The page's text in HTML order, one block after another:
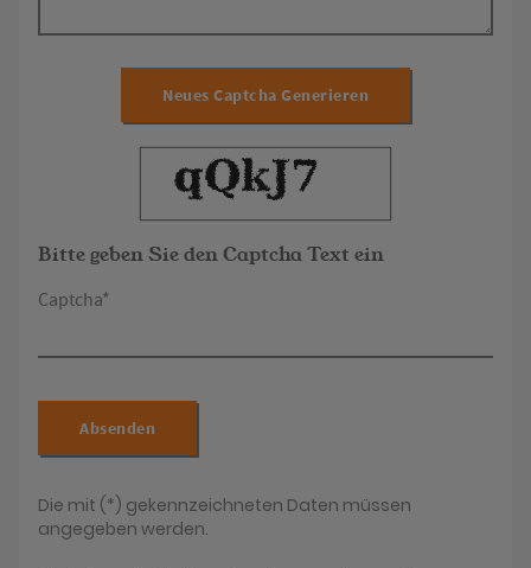
Neues Captcha Generieren
Bitte geben Sie den Captcha Text ein
Captcha*
Absenden
Die mit (*) gekennzeichneten Daten müssen
angegeben werden.